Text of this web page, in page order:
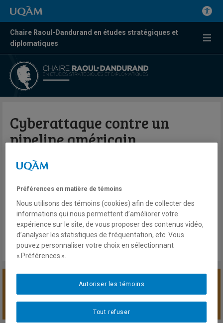
Chaire Raoul-Dandurand en études stratégiques et
diplomatiques
Cyberattaque contre un
pipeline américain
Nicolas Pellerin-Roy
RDI
Lundi 10 mai 2021
Lien externe
SOUTENIR LA CHAIRE
Préférences en matière de témoins
Nous utilisons des témoins (cookies) afin de collecter des
informations qui nous permettent d’améliorer votre
expérience sur le site, de vous proposer des contenus vidéo,
d’analyser les statistiques de fréquentation, etc. Vous
pouvez personnaliser votre choix en sélectionnant
« Préférences ».
Tout refuser
Autoriser les témoins